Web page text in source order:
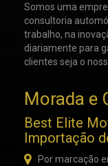
Somos uma
consultoria
trabalho, na
diariamente para
clientes seja o
Morada e
Best Elite
Importação
Por marcação